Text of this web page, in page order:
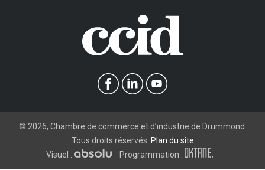
© 2026, Chambre de commerce et d’industrie de Drummond.
Tous droits réservés. Plan du site
Visuel :
Programmation :